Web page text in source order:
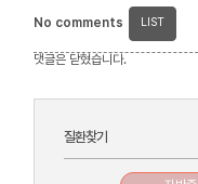
No comments LIST
댓글은 닫혔습니다.
질환찾기